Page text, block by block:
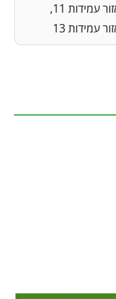
עמידות 11
עמידות 13